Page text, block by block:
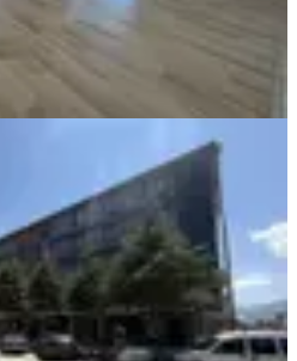
Hastane Yanında
1+1 Daire
Mahallesi
·1. Kat ·16.07.2026